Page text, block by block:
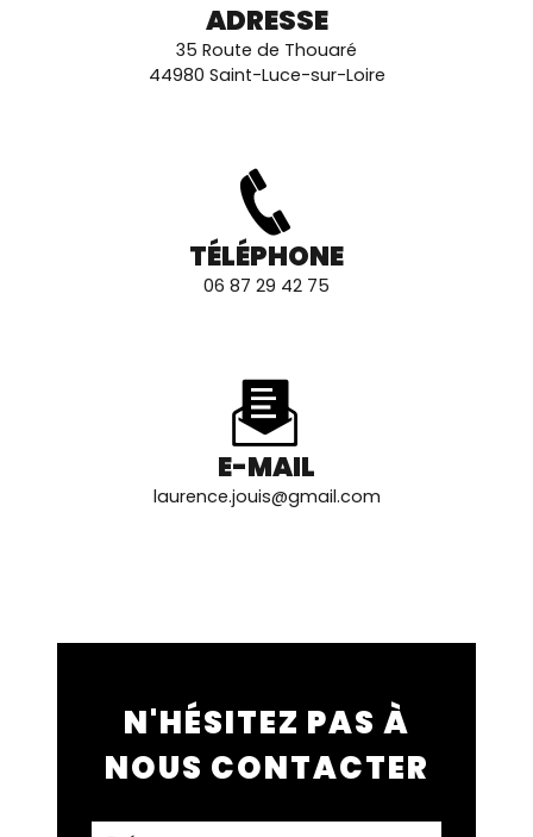
ADRESSE
35 Route de Thouaré
44980 Saint-Luce-sur-Loire
TÉLÉPHONE
06 87 29 42 75
E-MAIL
laurence.jouis@gmail.com
N'HÉSITEZ PAS À
NOUS CONTACTER